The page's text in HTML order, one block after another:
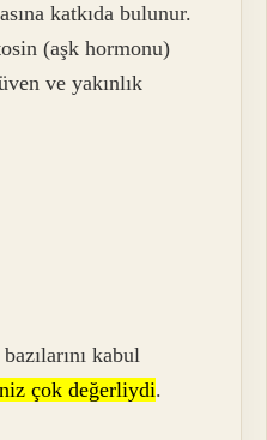
katkıda bulunur.
(aşk hormonu)
ve yakınlık
kabul
çok değerliydi.